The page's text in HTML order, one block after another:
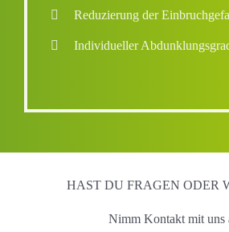
Reduzierung der
Individueller
HAST DU FRAGEN ODER
Nimm Kontakt mit uns